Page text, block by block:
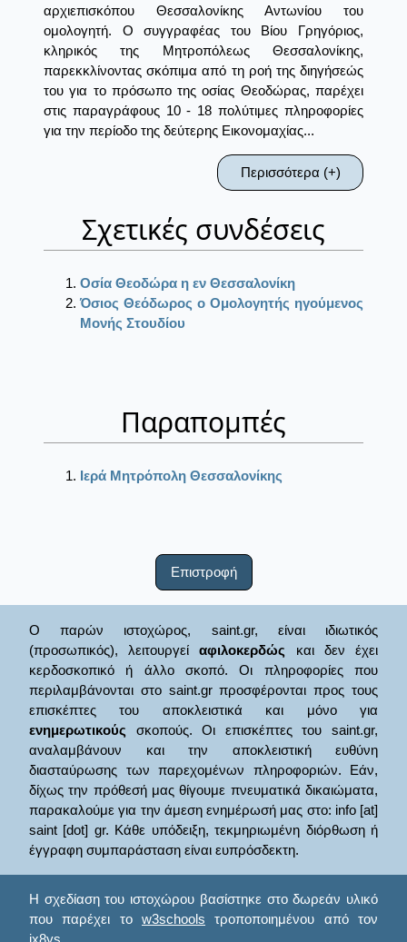
αρχιεπισκόπου Θεσσαλονίκης Αντωνίου του
ομολογητή. Ο συγγραφέας του Βίου Γρηγόριος,
κληρικός της Μητροπόλεως Θεσσαλονίκης,
παρεκκλίνοντας σκόπιμα από τη ροή της διηγήσεώς
του για το πρόσωπο της οσίας Θεοδώρας, παρέχει
στις παραγράφους 10 - 18 πολύτιμες πληροφορίες
για την περίοδο της δεύτερης Εικονομαχίας...
Περισσότερα (+)
Σχετικές συνδέσεις
Οσία Θεοδώρα η εν Θεσσαλονίκη
Όσιος Θεόδωρος ο Ομολογητής ηγούμενος
Μονής Στουδίου
Παραπομπές
Ιερά Μητρόπολη Θεσσαλονίκης
Επιστροφή
Ο παρών ιστοχώρος, saint.gr, είναι ιδιωτικός
(προσωπικός), λειτουργείαφιλοκερδώς και δεν έχει
κερδοσκοπικό ή άλλο σκοπό. Οι πληροφορίες που
περιλαμβάνονται στο saint.gr προσφέρονται προς τους
επισκέπτες του αποκλειστικά και μόνο για
ενημερωτικούς σκοπούς. Οι επισκέπτες του saint.gr,
αναλαμβάνουν και την αποκλειστική ευθύνη
διασταύρωσης των παρεχομένων πληροφοριών. Εάν,
δίχως την πρόθεσή μας θίγουμε πνευματικά δικαιώματα,
παρακαλούμε για την άμεση ενημέρωσή μας στο: info [at]
saint [dot] gr. Κάθε υπόδειξη, τεκμηριωμένη διόρθωση ή
έγγραφη συμπαράσταση είναι ευπρόσδεκτη.
Η σχεδίαση του ιστοχώρου βασίστηκε στο δωρεάν υλικό
που παρέχει το w3schools τροποποιημένου από τον
ix8ys.